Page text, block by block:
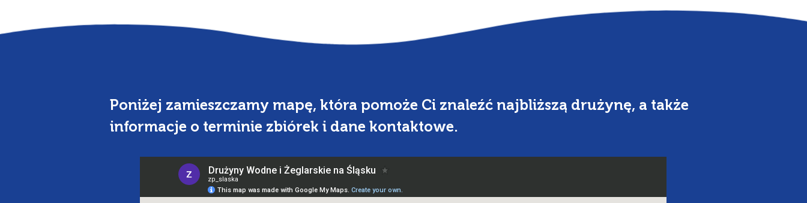
Poniżej zamieszczamy mapę, która pomoże Ci znaleźć najbliższą drużynę, a także
informacje o terminie zbiórek i dane kontaktowe.